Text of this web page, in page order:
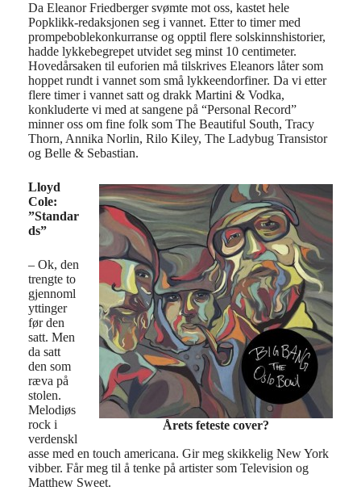
Da Eleanor Friedberger svømte mot oss, kastet hele
Popklikk-redaksjonen seg i vannet. Etter to timer med
prompeboblekonkurranse og opptil flere solskinnshistorier,
hadde lykkebegrepet utvidet seg minst 10 centimeter.
Hovedårsaken til euforien må tilskrives Eleanors låter som
hoppet rundt i vannet som små lykkeendorfiner. Da vi etter
flere timer i vannet satt og drakk Martini & Vodka,
konkluderte vi med at sangene på “Personal Record”
minner oss om fine folk som The Beautiful South, Tracy
Thorn, Annika Norlin, Rilo Kiley, The Ladybug Transistor
og Belle & Sebastian.
Årets feteste cover?
Lloyd
Cole:
”Standar
ds”
– Ok, den
trengte to
gjennoml
yttinger
før den
satt. Men
da satt
den som
ræva på
stolen.
Melodiøs
rock i
verdenskl
asse med en touch americana. Gir meg skikkelig New York
vibber. Får meg til å tenke på artister som Television og
Matthew Sweet.